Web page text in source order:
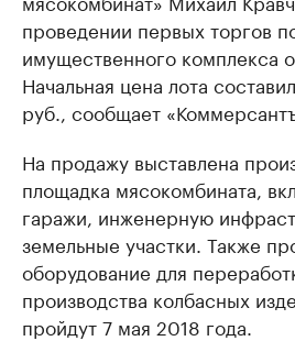
проведении первых торгов
имущественного комплекса
Начальная цена лота
руб., сообщает
На продажу выставлена
площадка мясокомбината,
гаражи, инженерную
земельные участки. Также
оборудование для
производства колбасных
пройдут 7 мая 2018 года.